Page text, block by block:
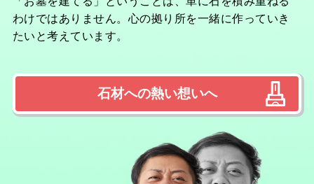
わけではありません。心の拠り所を一緒に作っていき
たいと考えています。
石材への熱い想いへ